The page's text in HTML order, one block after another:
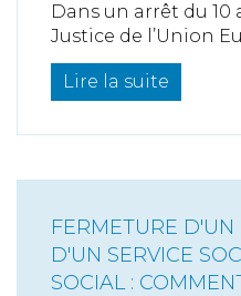
Dans un arrêt du 10
Justice de l’Union
Lire la suite
FERMETURE D'UN
D'UN SERVICE
SOCIAL :